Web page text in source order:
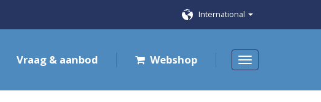
International
Vraag & aanbod Webshop